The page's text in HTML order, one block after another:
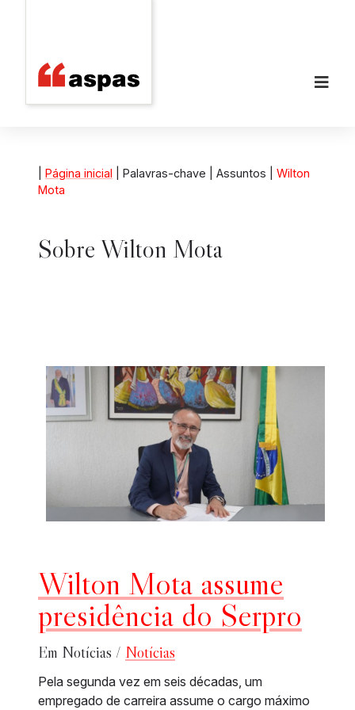
Página inicial | Palavras-chave | Assuntos | Wilton
Mota
Sobre Wilton Mota
Wilton Mota assume
presidência do Serpro
Em Notícias / Notícias
Pela segunda vez em seis décadas, um
empregado de carreira assume o cargo máximo